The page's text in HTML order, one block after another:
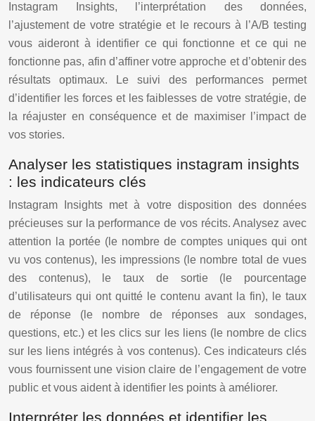
Instagram Insights, l’interprétation des données,
l’ajustement de votre stratégie et le recours à l’A/B testing
vous aideront à identifier ce qui fonctionne et ce qui ne
fonctionne pas, afin d’affiner votre approche et d’obtenir des
résultats optimaux. Le suivi des performances permet
d’identifier les forces et les faiblesses de votre stratégie, de
la réajuster en conséquence et de maximiser l’impact de
vos stories.
Analyser les statistiques instagram insights
: les indicateurs clés
Instagram Insights met à votre disposition des données
précieuses sur la performance de vos récits. Analysez avec
attention la portée (le nombre de comptes uniques qui ont
vu vos contenus), les impressions (le nombre total de vues
des contenus), le taux de sortie (le pourcentage
d’utilisateurs qui ont quitté le contenu avant la fin), le taux
de réponse (le nombre de réponses aux sondages,
questions, etc.) et les clics sur les liens (le nombre de clics
sur les liens intégrés à vos contenus). Ces indicateurs clés
vous fournissent une vision claire de l’engagement de votre
public et vous aident à identifier les points à améliorer.
Interpréter les données et identifier les